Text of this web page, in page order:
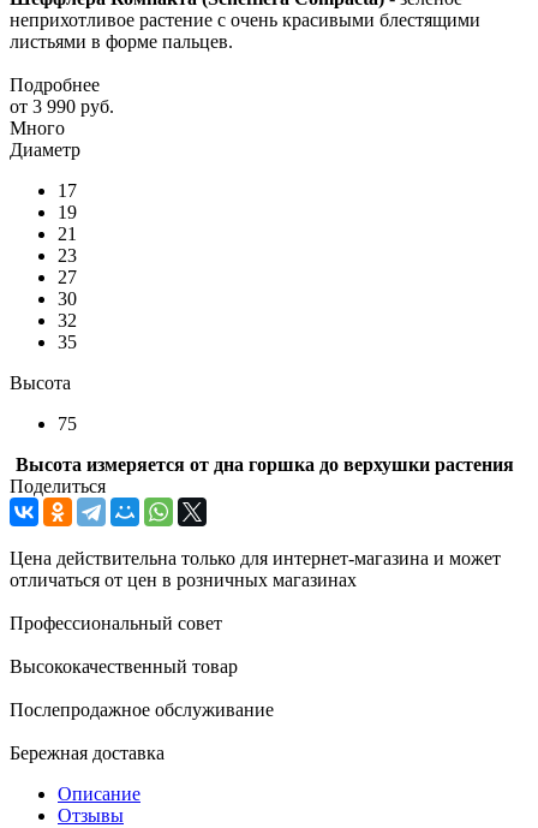
неприхотливое растение с очень красивыми блестящими
листьями в форме пальцев.
Подробнее
от 3 990 руб.
Много
Диаметр
17
19
21
23
27
30
32
35
Высота
75
Высота измеряется от дна горшка до верхушки растения
Поделиться
Цена действительна только для интернет-магазина и может
отличаться от цен в розничных магазинах
Профессиональный совет
Высококачественный товар
Послепродажное обслуживание
Бережная доставка
Описание
Отзывы